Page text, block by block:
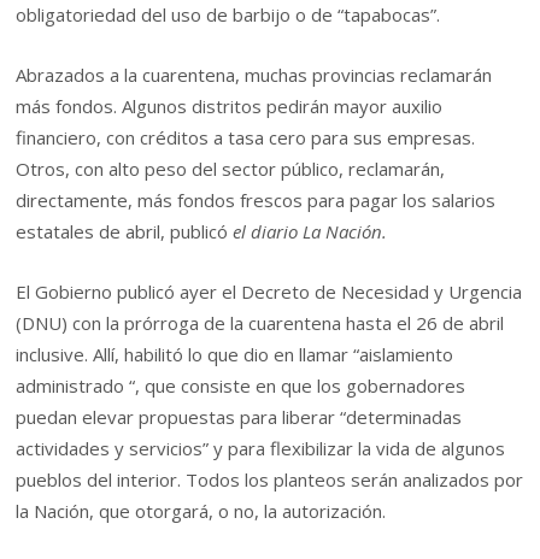
obligatoriedad del uso de barbijo o de “tapabocas”.
Abrazados a la cuarentena, muchas provincias reclamarán
más fondos. Algunos distritos pedirán mayor auxilio
financiero, con créditos a tasa cero para sus empresas.
Otros, con alto peso del sector público, reclamarán,
directamente, más fondos frescos para pagar los salarios
estatales de abril, publicóel diario La Nación.
El Gobierno publicó ayer el Decreto de Necesidad y Urgencia
(DNU) con la prórroga de la cuarentena hasta el 26 de abril
inclusive. Allí, habilitó lo que dio en llamar “aislamiento
administrado “, que consiste en que los gobernadores
puedan elevar propuestas para liberar “determinadas
actividades y servicios” y para flexibilizar la vida de algunos
pueblos del interior. Todos los planteos serán analizados por
la Nación, que otorgará, o no, la autorización.